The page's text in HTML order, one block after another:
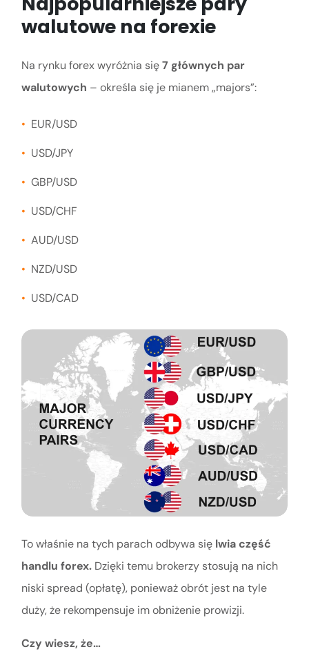
walutowe na forexie
Na rynku forex wyróżnia się7 głównych par
walutowych – określa się je mianem „majors”:
EUR/USD
USD/JPY
GBP/USD
USD/CHF
AUD/USD
NZD/USD
USD/CAD
To właśnie na tych parach odbywa sięlwia część
handlu forex.Dzięki temu brokerzy stosują na nich
niski spread (opłatę), ponieważ obrót jest na tyle
duży, że rekompensuje im obniżenie prowizji.
Czy wiesz, że…